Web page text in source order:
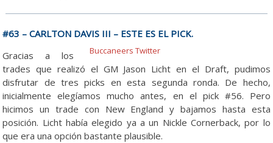
#63 – CARLTON DAVIS III – ESTE ES EL PICK.
Buccaneers Twitter
Gracias a los
trades que realizó el GM Jason Licht en el Draft, pudimos
disfrutar de tres picks en esta segunda ronda. De hecho,
inicialmente elegíamos mucho antes, en el pick #56. Pero
hicimos un trade con New England y bajamos hasta esta
posición. Licht había elegido ya a un Nickle Cornerback, por lo
que era una opción bastante plausible.